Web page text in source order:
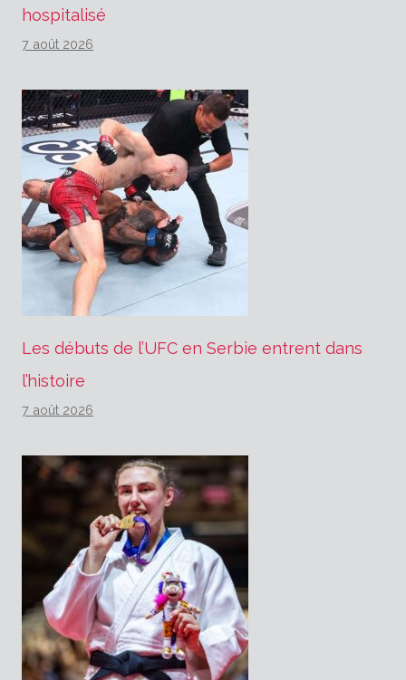
hospitalisé
7 août 2026
Les débuts de l’UFC en Serbie entrent dans
l’histoire
7 août 2026